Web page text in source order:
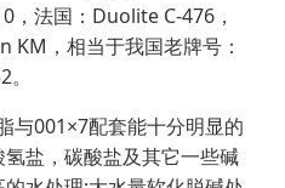
，法国：Duolite C-476，
KM，相当于我国老牌号：
与001×7配套能十分明显的
盐，碳酸盐及其它一些碱